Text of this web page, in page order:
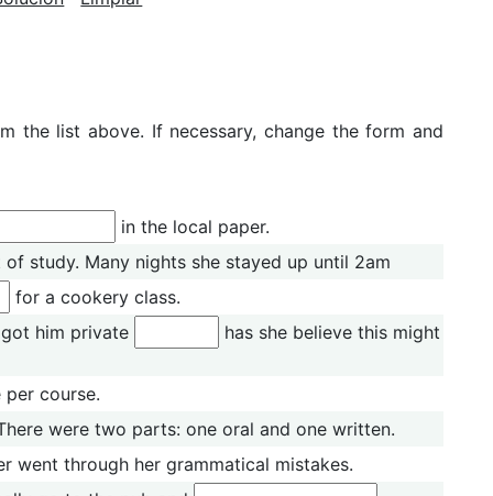
the list above. If necessary, change the form and
in the local paper.
of study. Many nights she stayed up until 2am
for a cookery class.
him private
has she believe this might
course.
were two parts: one oral and one written.
went through her grammatical mistakes.